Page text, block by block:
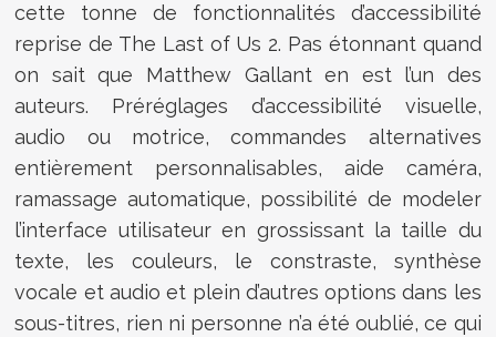
cette tonne de fonctionnalités d’accessibilité
reprise de The Last of Us 2. Pas étonnant quand
on sait que Matthew Gallant en est l’un des
auteurs. Préréglages d’accessibilité visuelle,
audio ou motrice, commandes alternatives
entièrement personnalisables, aide caméra,
ramassage automatique, possibilité de modeler
l’interface utilisateur en grossissant la taille du
texte, les couleurs, le constraste, synthèse
vocale et audio et plein d’autres options dans les
sous-titres, rien ni personne n’a été oublié, ce qui